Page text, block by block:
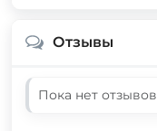
Отзывы
Пока нет отзывов